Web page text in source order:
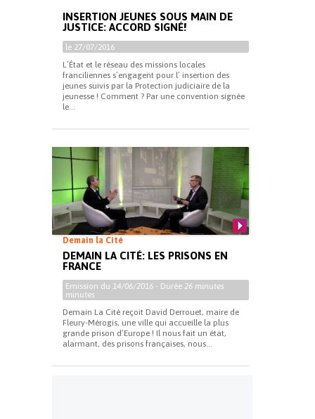
INSERTION JEUNES SOUS MAIN DE
JUSTICE: ACCORD SIGNÉ!
le 27/07/2016
L’État et le réseau des missions locales
franciliennes s’engagent pour l’ insertion des
jeunes suivis par la Protection judiciaire de la
jeunesse ! Comment ? Par une convention signée
le...
Demain la Cité
DEMAIN LA CITÉ: LES PRISONS EN
FRANCE
Emission du 14/06/2016 - Durée 26 minutes
minutes
Demain La Cité reçoit David Derrouet, maire de
Fleury-Mérogis, une ville qui accueille la plus
grande prison d’Europe ! Il nous fait un état,
alarmant, des prisons françaises, nous...